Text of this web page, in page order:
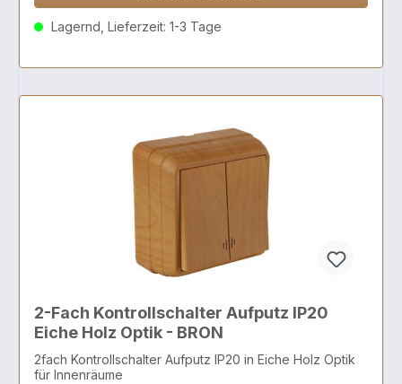
Lagernd, Lieferzeit: 1-3 Tage
2-Fach Kontrollschalter Aufputz IP20
Eiche Holz Optik - BRON
2fach Kontrollschalter Aufputz IP20 in Eiche Holz Optik
für Innenräume